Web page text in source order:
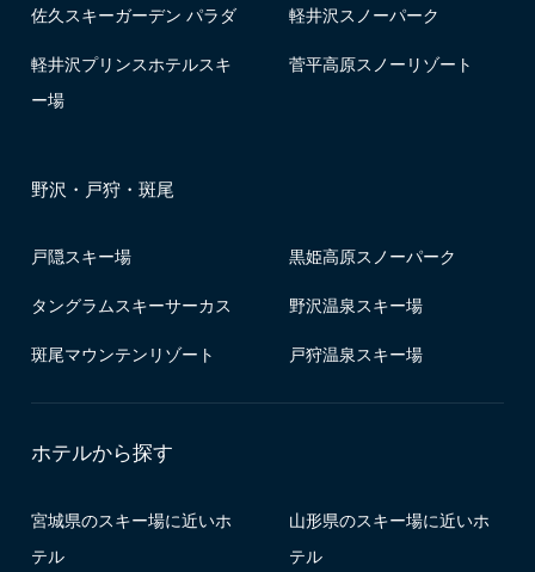
佐久スキーガーデン パラダ 軽井沢スノーパーク
軽井沢プリンスホテルスキ
ー場
菅平高原スノーリゾート
野沢・戸狩・斑尾
戸隠スキー場 黒姫高原スノーパーク
タングラムスキーサーカス 野沢温泉スキー場
斑尾マウンテンリゾート 戸狩温泉スキー場
ホテルから探す
宮城県のスキー場に近いホ
テル
山形県のスキー場に近いホ
テル